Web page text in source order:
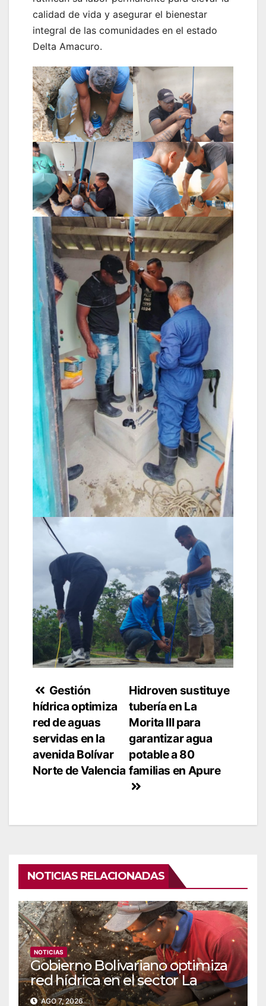
calidad de vida y asegurar el bienestar
integral de las comunidades en el estado
Delta Amacuro.
Navegación
de
entradas
Hidroven sustituye
tubería en La
Morita III para
garantizar agua
potable a 80
familias en Apure
Gestión
hídrica optimiza
red de aguas
servidas en la
avenida Bolívar
Norte de Valencia
NOTICIAS RELACIONADAS
NOTICIAS
Gobierno Bolivariano optimiza
red hídrica en el sector La
Majada
AGO 7, 2026